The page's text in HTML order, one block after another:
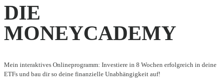
DIE
MONEYCADEMY
Mein interaktives Onlineprogramm: Investiere in 8 Wochen erfolgreich in deine
ETFs und bau dir so deine finanzielle Unabhängigkeit auf!